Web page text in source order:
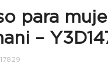
para
–